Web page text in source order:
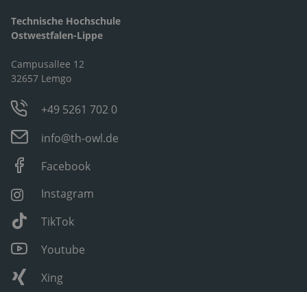
Technische Hochschule
Ostwestfalen-Lippe
Campusallee 12
32657 Lemgo
+49 5261 702 0
info@th-owl.de
Facebook
Instagram
TikTok
Youtube
Xing